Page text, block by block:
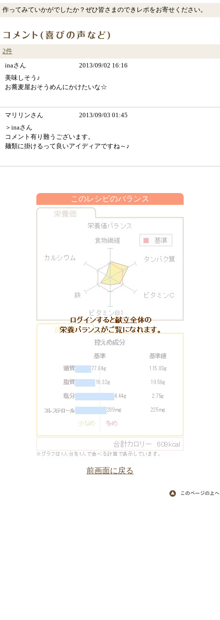
作ってみていかがでしたか？ぜひ皆さまのできレポをお寄せください。
2件
inaさん
2013/09/02 16:16
美味しそう♪
お蕎麦屋おそうめんにかけたいな☆
マリリンさん
2013/09/03 01:45
＞inaさん
コメント有り難うございます。
麺類に掛けるって良いアイディアですね～♪
このレシピのバランス
前画面に戻る